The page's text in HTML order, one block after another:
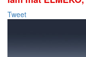
Tweet